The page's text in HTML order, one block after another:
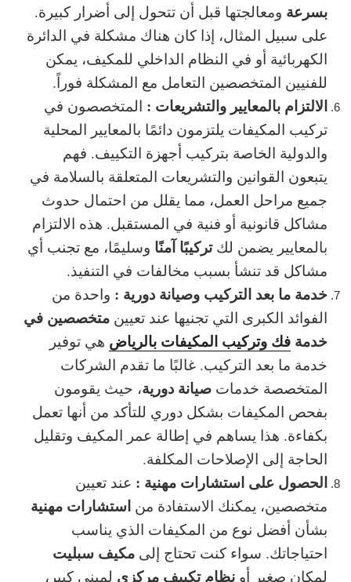
بسرعة ومعالجتها قبل أن تتحول إلى أضرار كبيرة.
على سبيل المثال، إذا كان هناك مشكلة في الدائرة
الكهربائية أو في النظام الداخلي للمكيف، يمكن
للفنيين المتخصصين التعامل مع المشكلة فوراً.
الالتزام بالمعايير والتشريعات : المتخصصون في
تركيب المكيفات يلتزمون دائمًا بالمعايير المحلية
والدولية الخاصة بتركيب أجهزة التكييف. فهم
يتبعون القوانين والتشريعات المتعلقة بالسلامة في
جميع مراحل العمل، مما يقلل من احتمال حدوث
مشاكل قانونية أو فنية في المستقبل. هذه الالتزام
بالمعايير يضمن لكتركيبًا آمنًا وسليمًا، مع تجنب أي
مشاكل قد تنشأ بسبب مخالفات في التنفيذ.
خدمة ما بعد التركيب وصيانة دورية : واحدة من
الفوائد الكبرى التي تجنيها عند تعيين متخصصين في
خدمة فك وتركيب المكيفات بالرياض هي توفير
خدمة ما بعد التركيب. غالبًا ما تقدم الشركات
المتخصصة خدمات صيانة دورية، حيث يقومون
بفحص المكيفات بشكل دوري للتأكد من أنها تعمل
بكفاءة. هذا يساهم في إطالة عمر المكيف وتقليل
الحاجة إلى الإصلاحات المكلفة.
الحصول على استشارات مهنية : عند تعيين
متخصصين، يمكنك الاستفادة من استشارات مهنية
بشأن أفضل نوع من المكيفات الذي يناسب
احتياجاتك. سواء كنت تحتاج إلى مكيف سبليت
لمكان صغير أو نظام تكييف مركزي لمبنى كبير،